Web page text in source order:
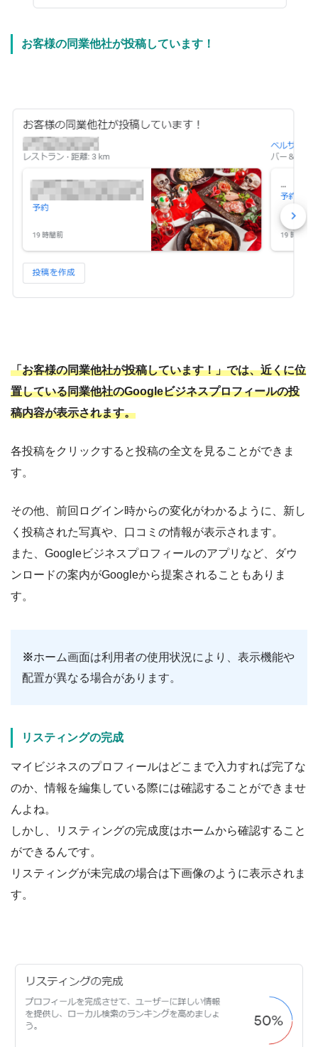
お客様の同業他社が投稿しています！
「お客様の同業他社が投稿しています！」では、近くに位
置している同業他社のGoogleビジネスプロフィールの投
稿内容が表示されます。
各投稿をクリックすると投稿の全文を見ることができま
す。
その他、前回ログイン時からの変化がわかるように、新し
く投稿された写真や、口コミの情報が表示されます。
また、Googleビジネスプロフィールのアプリなど、ダウ
ンロードの案内がGoogleから提案されることもありま
す。
※ホーム画面は利用者の使用状況により、表示機能や
配置が異なる場合があります。
リスティングの完成
マイビジネスのプロフィールはどこまで入力すれば完了な
のか、情報を編集している際には確認することができませ
んよね。
しかし、リスティングの完成度はホームから確認すること
ができるんです。
リスティングが未完成の場合は下画像のように表示されま
す。